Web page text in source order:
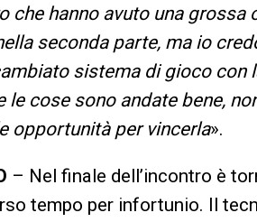
che hanno avuto una
seconda parte, ma io
sistema di gioco con
cose sono andate bene,
opportunità per vincerla».
– Nel finale dell’incontro è
tempo per infortunio. Il